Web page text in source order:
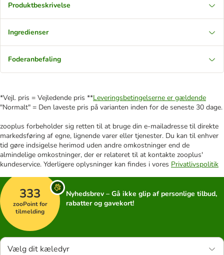
Produktbeskrivelse
Ingredienser
Foderanbefaling
*Vejl. pris = Vejledende pris **Leveringsbetingelserne er gældende
"Normalt" = Den laveste pris på varianten inden for de seneste 30 dage.
zooplus forbeholder sig retten til at bruge din e-mailadresse til direkte
markedsføring af egne, lignende varer eller tjenester. Du kan til enhver
tid gøre indsigelse herimod uden andre omkostninger end de
almindelige omkostninger, der er relateret til at kontakte zooplus'
kundeservice. Yderligere oplysninger kan findes i vores Privatlivspolitik
333
zooPoint for
tilmelding
Nyhedsbrev – Gå ikke glip af personlige tilbud,
rabatter og gavekort!
Vælg dit kæledyr